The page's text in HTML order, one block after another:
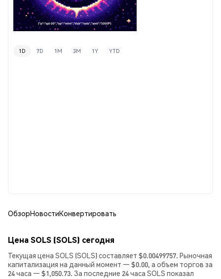
1D 7D 1M 3M 1Y YTD
ОбзорНовостиКонвертировать
Цена SOLS (SOLS) сегодня
Текущая цена SOLS (SOLS) составляет $0.00499757. Рыночная
капитализация на данный момент — $0.00, а объем торгов за
24 часа — $1,050.73. За последние 24 часа SOLS показал